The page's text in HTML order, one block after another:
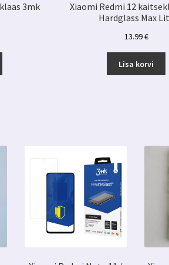
3mk
Xiaomi Redmi 12
Hardglass Max
13.99€
Lisa korvi